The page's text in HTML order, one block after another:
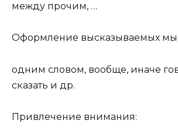
между прочим, …
Оформление высказываемых
одним словом, вообще, иначе
сказать и др.
Привлечение внимания: